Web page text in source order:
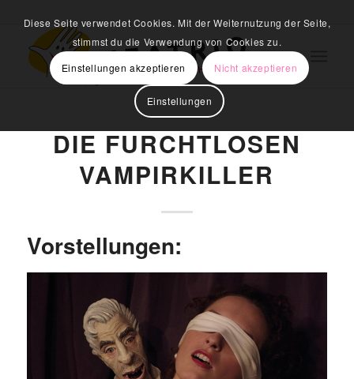
DIE FURCHTLOSEN
VAMPIRKILLER
Vorstellungen:
Diese Seite verwendet Cookies. Mit der Weiternutzung der Seite,
stimmst du die Verwendung von Cookies zu.
Einstellungen akzeptieren
Nicht akzeptieren
Einstellungen